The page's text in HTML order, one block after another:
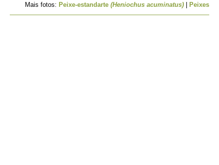
Mais fotos: Peixe-estandarte (Heniochus acuminatus) Peixes